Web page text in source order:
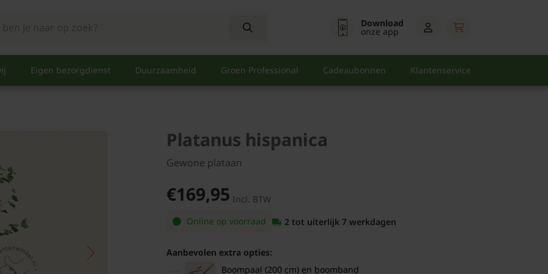
Download
onze app
Eigen bezorgdienst Duurzaamheid Groen Professional Cadeaubonnen Klantenservice
Platanus hispanica
Gewone plataan
€169,95 Incl. BTW
Online op voorraad
2 tot uiterlijk 7 werkdagen
Aanbevolen extra opties:
Boompaal (200 cm) en boomband